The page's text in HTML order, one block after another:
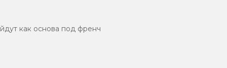
как основа под френч